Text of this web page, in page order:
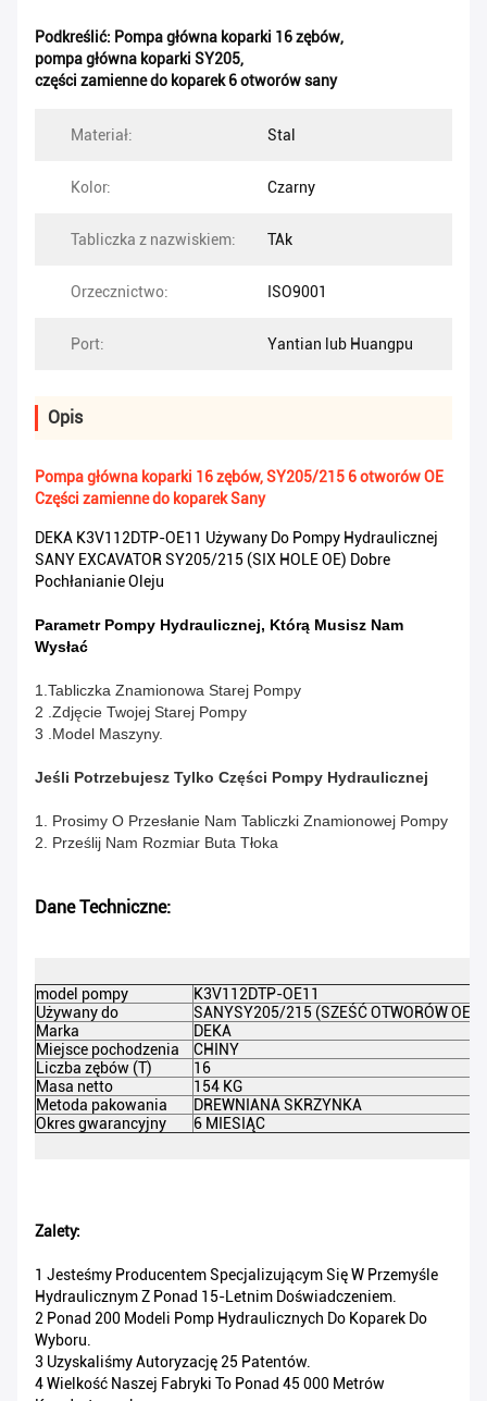
Podkreślić: Pompa główna koparki 16 zębów,
pompa główna koparki SY205,
części zamienne do koparek 6 otworów sany
Materiał: Stal
Kolor: Czarny
Tabliczka z nazwiskiem: TAk
Orzecznictwo: ISO9001
Port: Yantian lub Huangpu
Opis
Pompa główna koparki 16 zębów, SY205/215 6 otworów OE
Części zamienne do koparek Sany
DEKA K3V112DTP-OE11 Używany Do Pompy Hydraulicznej
SANY EXCAVATOR SY205/215 (SIX HOLE OE) Dobre
Pochłanianie Oleju
Parametr Pompy Hydraulicznej, Którą Musisz Nam
Wysłać
1.Tabliczka Znamionowa Starej Pompy
2 .Zdjęcie Twojej Starej Pompy
3 .Model Maszyny.
Jeśli Potrzebujesz Tylko Części Pompy Hydraulicznej
1. Prosimy O Przesłanie Nam Tabliczki Znamionowej Pompy
2. Prześlij Nam Rozmiar Buta Tłoka
Dane Techniczne:
model pompy
K3V112DTP-OE11
Używany do
SANYSY205/215 (SZEŚĆ OTWORÓW OE)
Marka
DEKA
Miejsce pochodzenia
CHINY
Liczba zębów (T)
16
Masa netto
154 KG
Metoda pakowania
DREWNIANA SKRZYNKA
Okres gwarancyjny
6 MIESIĄC
Zalety:
1 Jesteśmy Producentem Specjalizującym Się W Przemyśle
Hydraulicznym Z Ponad 15-Letnim Doświadczeniem.
2 Ponad 200 Modeli Pomp Hydraulicznych Do Koparek Do
Wyboru.
3 Uzyskaliśmy Autoryzację 25 Patentów.
4 Wielkość Naszej Fabryki To Ponad 45 000 Metrów